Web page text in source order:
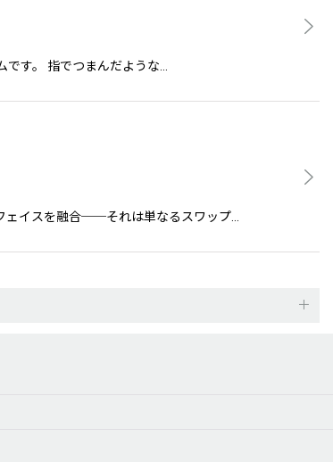
です。 指でつまんだような…
ェイスを融合──それは単なるスワップ…